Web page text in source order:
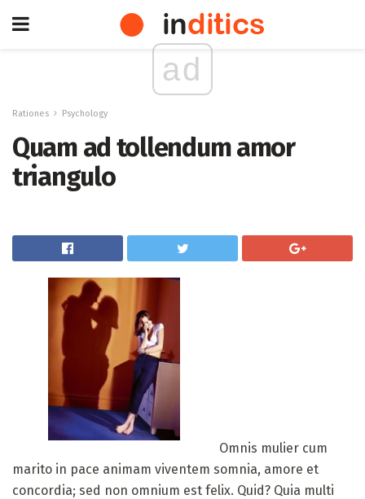
ad
Rationes Psychology
Quam ad tollendum amor
triangulo
Omnis mulier cum
marito in pace animam viventem somnia, amore et
concordia; sed non omnium est felix. Quid? Quia multi